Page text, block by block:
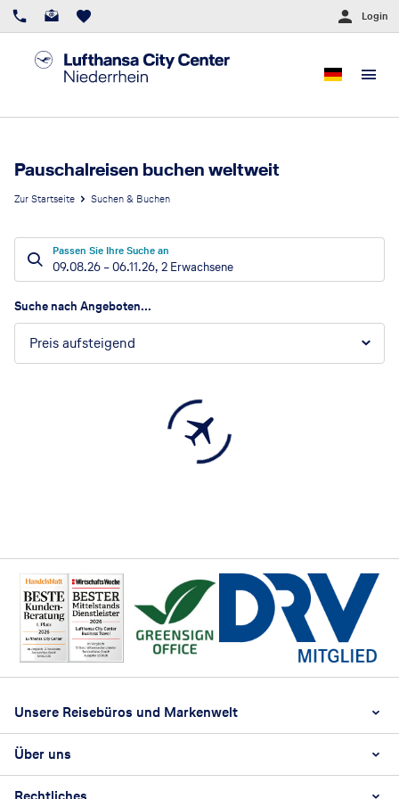
Login
Pauschalreisen buchen weltweit
Zur Startseite Suchen & Buchen
Passen Sie Ihre Suche an
09.08.26 –06.11.26, 2 Erwachsene
Suche nach Angeboten...
Preis aufsteigend
Unsere Reisebüros und Markenwelt
LCC Niederrhein Alter Markt
Über uns